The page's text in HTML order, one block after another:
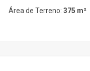
Área de Terreno: 375 m²